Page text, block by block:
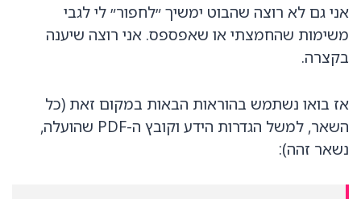
אני גם לא רוצה שהבוט ימשיך ״לחפור״ לי לגבי
משימות שהחמצתי או שאפספס. אני רוצה שיענה
בקצרה.
אז בואו נשתמש בהוראות הבאות במקום זאת (כל
השאר, למשל הגדרות הידע וקובץ ה-PDF שהועלה,
נשאר זהה):